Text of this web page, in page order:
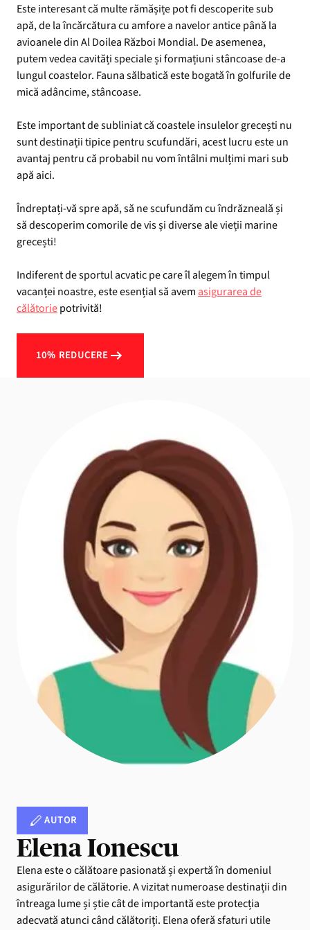
Este interesant că multe rămășițe pot fi descoperite sub
apă, de la încărcătura cu amfore a navelor antice până la
avioanele din Al Doilea Război Mondial. De asemenea,
putem vedea cavități speciale și formațiuni stâncoase de-a
lungul coastelor. Fauna sălbatică este bogată în golfurile de
mică adâncime, stâncoase.
Este important de subliniat că coastele insulelor grecești nu
sunt destinații tipice pentru scufundări, acest lucru este un
avantaj pentru că probabil nu vom întâlni mulțimi mari sub
apă aici.
Îndreptați-vă spre apă, să ne scufundăm cu îndrăzneală și
să descoperim comorile de vis și diverse ale vieții marine
grecești!
Indiferent de sportul acvatic pe care îl alegem în timpul
vacanței noastre, este esențial să avem asigurarea de
călătoriepotrivită!
10% REDUCERE
AUTOR
Elena Ionescu
Elena este o călătoare pasionată și expertă în domeniul
asigurărilor de călătorie. A vizitat numeroase destinații din
întreaga lume și știe cât de importantă este protecția
adecvată atunci când călătoriți. Elena oferă sfaturi utile